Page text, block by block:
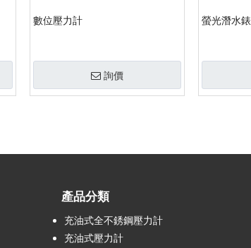
數位壓力計
詢價
螢光潛水錶
產品分類
充油式全不銹鋼壓力計
充油式壓力計